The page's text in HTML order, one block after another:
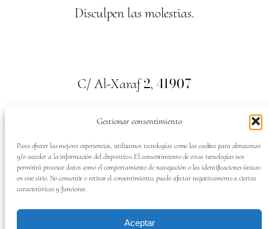
Gestionar consentimiento
Para ofrecer las mejores experiencias, utilizamos tecnologías como las cookies para almacenar
y/o acceder a la información del dispositivo. El consentimiento de estas tecnologías nos
permitirá procesar datos como el comportamiento de navegación o las identificaciones únicas
en este sitio. No consentir o retirar el consentimiento, puede afectar negativamente a ciertas
características y funciones.
Aceptar
Disculpen las molestias.
C/ Al-Xaraf2, 41907
Valencina de la Concepción. Sevilla
Tel:659700313
SÍGUENOS EN: